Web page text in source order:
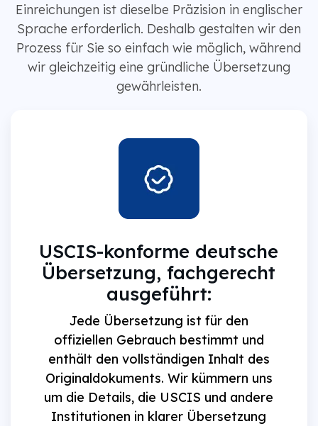
Einreichungen ist dieselbe Präzision in englischer
Sprache erforderlich. Deshalb gestalten wir den
Prozess für Sie so einfach wie möglich, während
wir gleichzeitig eine gründliche Übersetzung
gewährleisten.
USCIS-konforme deutsche
Übersetzung, fachgerecht
ausgeführt:
Jede Übersetzung ist für den
offiziellen Gebrauch bestimmt und
enthält den vollständigen Inhalt des
Originaldokuments. Wir kümmern uns
um die Details, die USCIS und andere
Institutionen in klarer Übersetzung